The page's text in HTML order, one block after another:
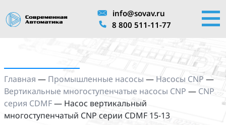
info@sovav.ru
8 800 511-11-77
Главная — Промышленные насосы — Насосы CNP —
Вертикальные многоступенчатые насосы CNP — CNP
серия CDMF— Насос вертикальный
многоступенчатый CNP серии CDMF 15-13